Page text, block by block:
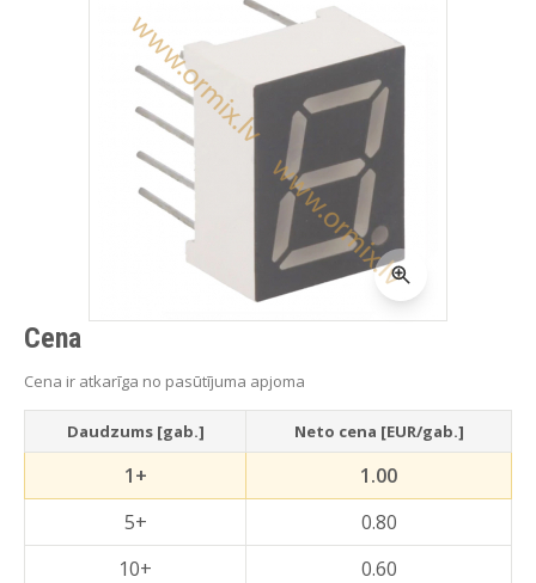
Cena
Cena ir atkarīga no pasūtījuma apjoma
Daudzums [gab.] Neto cena [EUR/gab.]
1+
1.00
5+
0.80
10+
0.60